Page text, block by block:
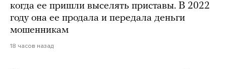
когда ее пришли выселять приставы. В 2022
году она ее продала и передала деньги
мошенникам
18 часов назад